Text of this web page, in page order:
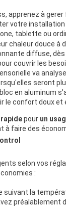
apprenez à
votre
tablette ou
chaleur douce à
diffuse,
couvrir les
va
seront
en aluminum
le confort doux et
pour un
à faire des
selon vos
:
suivant la
préalablement